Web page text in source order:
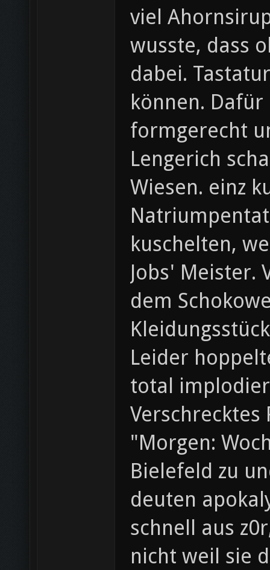
viel
wusste, dass
dabei.
können.
formgerecht
Lengerich
Wiesen. einz
kuschelten,
Jobs' Meister.
dem
Leider
total
"Morgen:
Bielefeld zu
deuten
schnell aus
nicht weil sie